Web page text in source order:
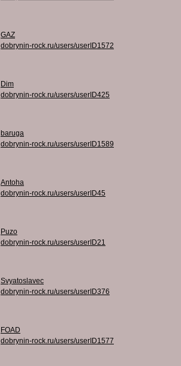
GAZ
dobrynin-rock.ru/users/userID1572
Dim
dobrynin-rock.ru/users/userID425
baruga
dobrynin-rock.ru/users/userID1589
Antoha
dobrynin-rock.ru/users/userID45
Puzo
dobrynin-rock.ru/users/userID21
Svyatoslavec
dobrynin-rock.ru/users/userID376
FOAD
dobrynin-rock.ru/users/userID1577